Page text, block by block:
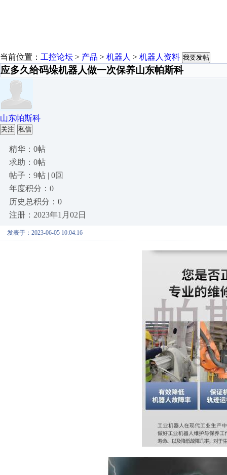
当前位置： 工控论坛 > 产品 > 机器人 > 机器人资料 我要发帖
应多久给码垛机器人做一次保养山东帕斯科
山东帕斯科
关注 私信
精华：0帖
求助：0帖
帖子：9帖 | 0回
年度积分：0
历史总积分：0
注册：2023年1月02日
发表于：2023-06-05 10:04:16